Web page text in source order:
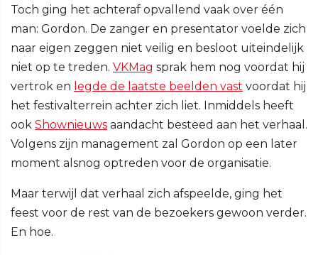
Toch ging het achteraf opvallend vaak over één
man: Gordon. De zanger en presentator voelde zich
naar eigen zeggen niet veilig en besloot uiteindelijk
niet op te treden. VKMag sprak hem nog voordat hij
vertrok en legde de laatste beelden vast voordat hij
het festivalterrein achter zich liet. Inmiddels heeft
ook Shownieuws aandacht besteed aan het verhaal.
Volgens zijn management zal Gordon op een later
moment alsnog optreden voor de organisatie.
Maar terwijl dat verhaal zich afspeelde, ging het
feest voor de rest van de bezoekers gewoon verder.
En hoe.